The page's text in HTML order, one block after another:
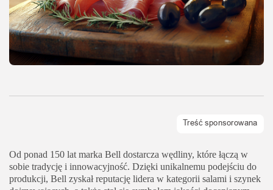
Od ponad 150 lat marka Bell dostarcza wędliny, które łączą w
sobie tradycję i innowacyjność. Dzięki unikalnemu podejściu do
produkcji, Bell zyskał reputację lidera w kategorii salami i szynek